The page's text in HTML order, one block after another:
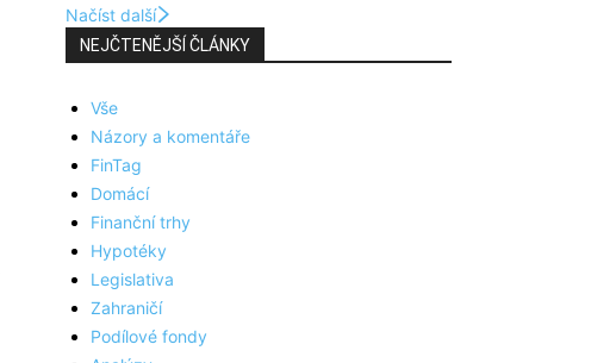
Načíst další
NEJČTENĚJŠÍ ČLÁNKY
Vše
Názory a komentáře
FinTag
Domácí
Finanční trhy
Hypotéky
Legislativa
Zahraničí
Podílové fondy